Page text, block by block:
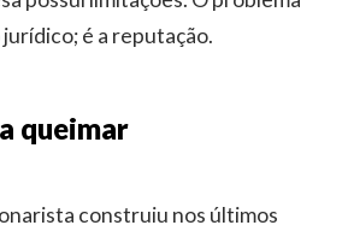
é a reputação.
queimar
construiu nos últimos